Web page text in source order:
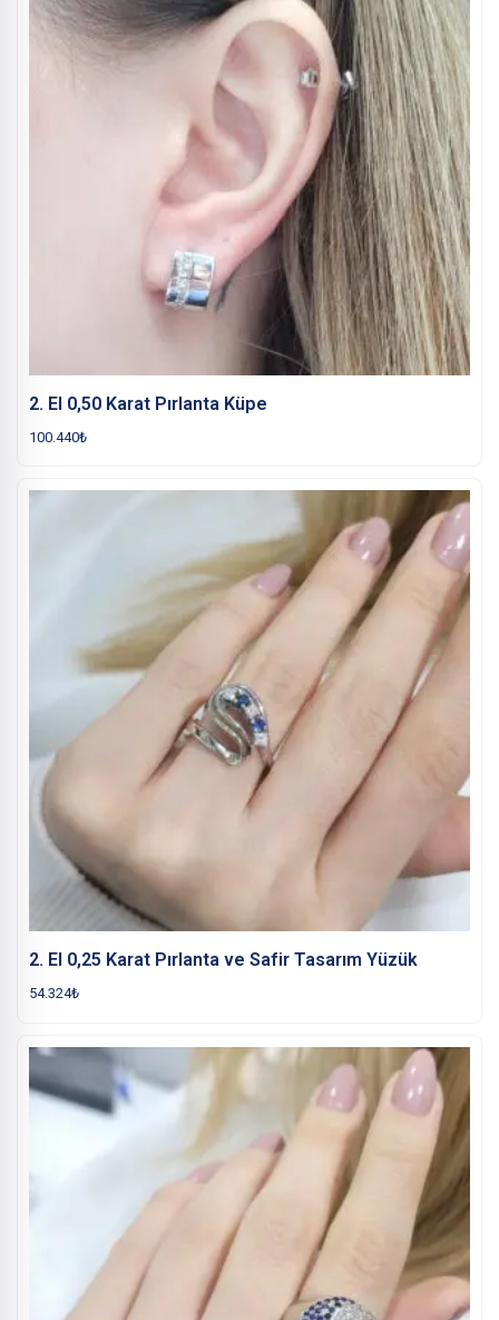
2. El 0,50 Karat Pırlanta Küpe
100.440₺
2. El 0,25 Karat Pırlanta ve Safir Tasarım Yüzük
54.324₺